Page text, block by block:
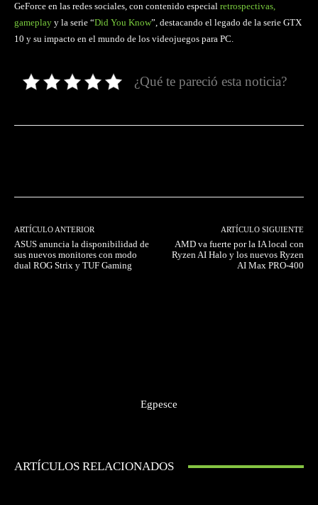
GeForce en las redes sociales, con contenido especial retrospectivas,
gameplay y la serie “Did You Know”, destacando el legado de la serie GTX
10 y su impacto en el mundo de los videojuegos para PC.
¿Qué te pareció esta noticia?
ARTÍCULO ANTERIOR
ASUS anuncia la disponibilidad de
sus nuevos monitores con modo
dual ROG Strix y TUF Gaming
ARTÍCULO SIGUIENTE
AMD va fuerte por la IA local con
Ryzen AI Halo y los nuevos Ryzen
AI Max PRO-400
Egpesce
ARTÍCULOS RELACIONADOS